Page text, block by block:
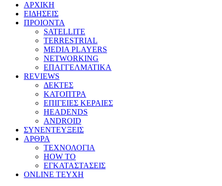
ΑΡΧΙΚΗ
ΕΙΔΗΣΕΙΣ
ΠΡΟΙΟΝΤΑ
SATELLITE
TERRESTRIAL
MEDIA PLAYERS
NETWORKING
ΕΠΑΓΓΕΛΜΑΤΙΚΑ
REVIEWS
ΔΕΚΤΕΣ
ΚΑΤΟΠΤΡΑ
ΕΠΙΓΕΙΕΣ ΚΕΡΑΙΕΣ
HEADENDS
ANDROID
ΣΥΝΕΝΤΕΥΞΕΙΣ
ΑΡΘΡΑ
ΤΕΧΝΟΛΟΓΙΑ
HOW TO
ΕΓΚΑΤΑΣΤΑΣΕΙΣ
ONLINE TEYXH